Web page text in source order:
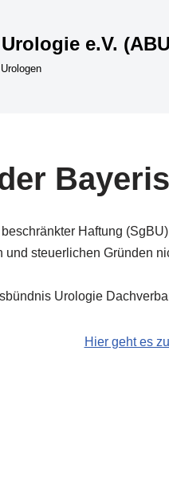
e.V.
Haftung
steuerlichen Gründen
Urologie
Hier geht es